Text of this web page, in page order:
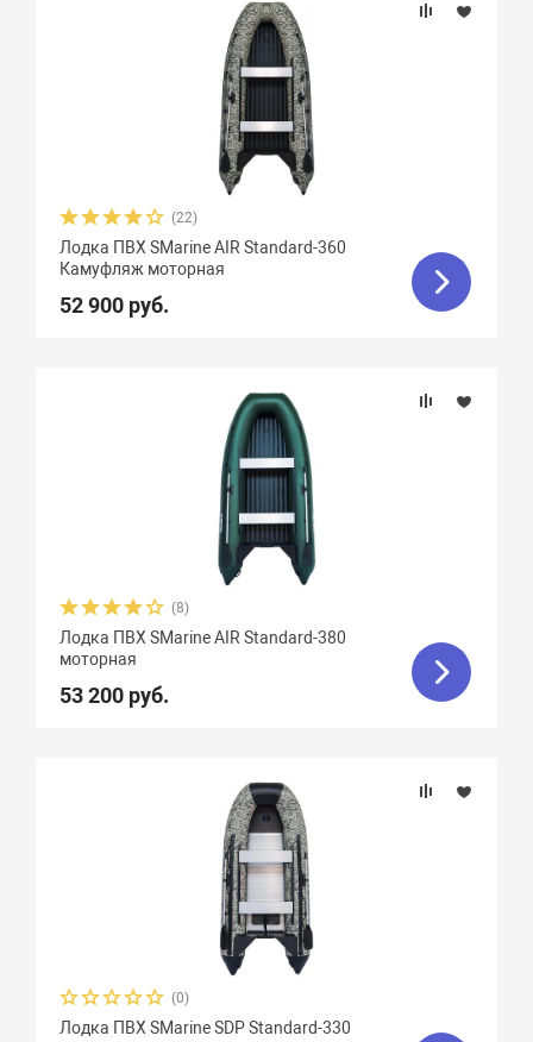
(22)
Лодка ПВХ SMarine AIR Standard-360
Камуфляж моторная
52 900 руб.
(8)
Лодка ПВХ SMarine AIR Standard-380
моторная
53 200 руб.
(0)
Лодка ПВХ SMarine SDP Standard-330